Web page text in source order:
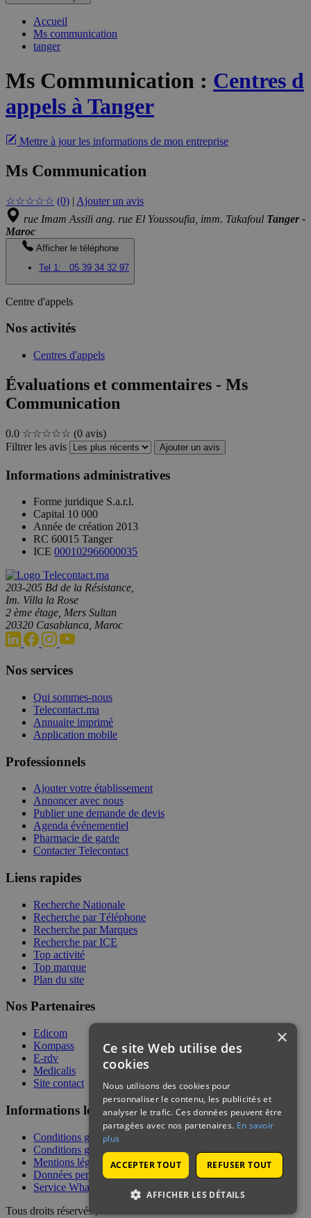
Accueil
Ms communication
tanger
Ms Communication : Centres d
appels à Tanger
Mettre à jour les informations de mon entreprise
Ms Communication
☆☆☆☆☆ (0) | Ajouter un avis
rue Imam Assili ang. rue El Youssoufia, imm. Takafoul Tanger -
Maroc
Afficher le téléphone
Tel 1:
05 39 34 32 97
Centre d'appels
Nos activités
Centres d'appels
Évaluations et commentaires - Ms
Communication
0.0 ☆☆☆☆☆ (0 avis)
Filtrer les avis
Ajouter un avis
Informations administratives
Forme juridique S.a.r.l.
Capital 10 000
Année de création 2013
RC 60015 Tanger
ICE 000102966000035
203-205 Bd de la Résistance,
Im. Villa la Rose
2 ème étage, Mers Sultan
20320 Casablanca, Maroc
Nos services
Qui sommes-nous
Telecontact.ma
Annuaire imprimé
Application mobile
Professionnels
Ajouter votre établissement
Annoncer avec nous
Publier une demande de devis
Agenda événementiel
Pharmacie de garde
Contacter Telecontact
Liens rapides
Recherche Nationale
Recherche par Téléphone
Recherche par Marques
Recherche par ICE
Top activité
Top marque
Plan du site
Nos Partenaires
Edicom
Kompass
E-rdv
Medicalis
Site contact
Informations légales
Conditions générales de services
Conditions générales de vente
Mentions légales
Données personnelles
Service WhatsApp
Tous droits réservés | © Telecontact 2026
×
Ce site Web utilise des
cookies
Nous utilisons des cookies pour
personnaliser le contenu, les publicités et
analyser le trafic. Ces données peuvent être
partagées avec nos partenaires. En savoir
plus
ACCEPTER TOUT REFUSER TOUT
AFFICHER LES DÉTAILS